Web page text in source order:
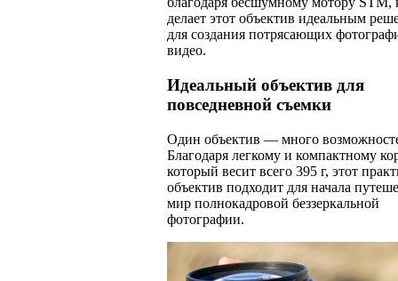
делает этот объектив идеальным
для создания потрясающих
видео.
Идеальный объектив для
повседневной съемки
Один объектив — много
Благодаря легкому и компактному
который весит всего 395 г, этот
объектив подходит для начала
мир полнокадровой беззеркальной
фотографии.